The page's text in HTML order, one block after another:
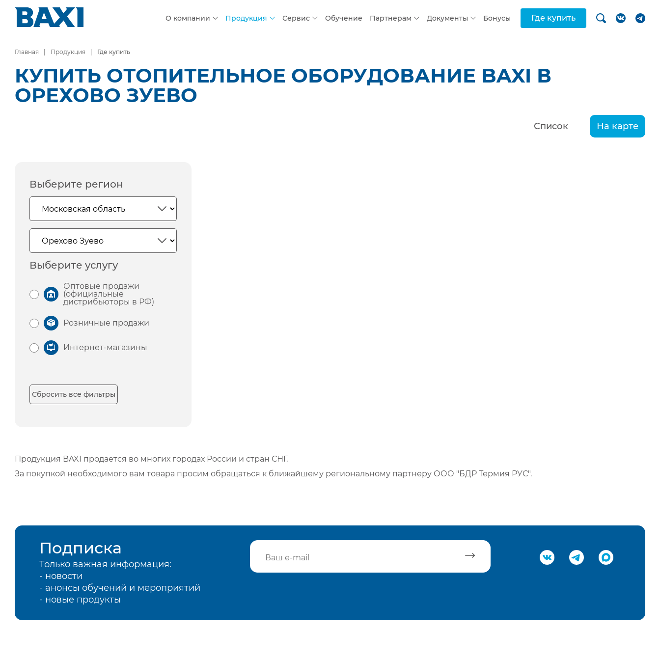
О компании Продукция Сервис Обучение Партнерам Документы Бонусы Где купить
Главная Продукция Где купить
КУПИТЬ ОТОПИТЕЛЬНОЕ ОБОРУДОВАНИЕ BAXI В
ОРЕХОВО ЗУЕВО
Список На карте
Выберите регион
Выберите услугу
Оптовые продажи
(официальные
дистрибьюторы в РФ)
Розничные продажи
Интернет-магазины
Сбросить все фильтры
Продукция BAXI продается во многих городах России и стран СНГ.
За покупкой необходимого вам товара просим обращаться к ближайшему региональному партнеру ООО "БДР Термия РУС".
Подписка
Только важная информация:
- новости
- анонсы обучений и мероприятий
- новые продукты